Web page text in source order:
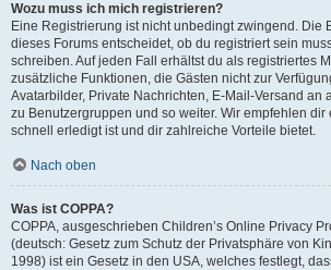
Wozu muss ich mich registrieren?
Eine Registrierung ist nicht unbedingt zwingend. Die
dieses Forums entscheidet, ob du registriert sein
schreiben. Auf jeden Fall erhältst du als registriertes
zusätzliche Funktionen, die Gästen nicht zur
Avatarbilder, Private Nachrichten, E-Mail-Versand an
zu Benutzergruppen und so weiter. Wir empfehlen dir
schnell erledigt ist und dir zahlreiche Vorteile bietet.
Nach oben
Was ist COPPA?
COPPA, ausgeschrieben Children’s Online Privacy
(deutsch: Gesetz zum Schutz der Privatsphäre von
1998) ist ein Gesetz in den USA, welches festlegt,